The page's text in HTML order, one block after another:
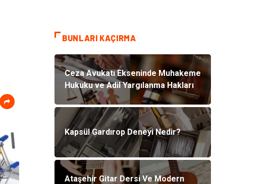
BUNLARI KAÇIRMA
Ceza Avukatı Ekseninde Muhakeme
Hukuku ve Adil Yargılanma Hakları
Kapsül Gardırop Deneyi Nedir?
Ataşehir Gitar Dersi Ve Modern